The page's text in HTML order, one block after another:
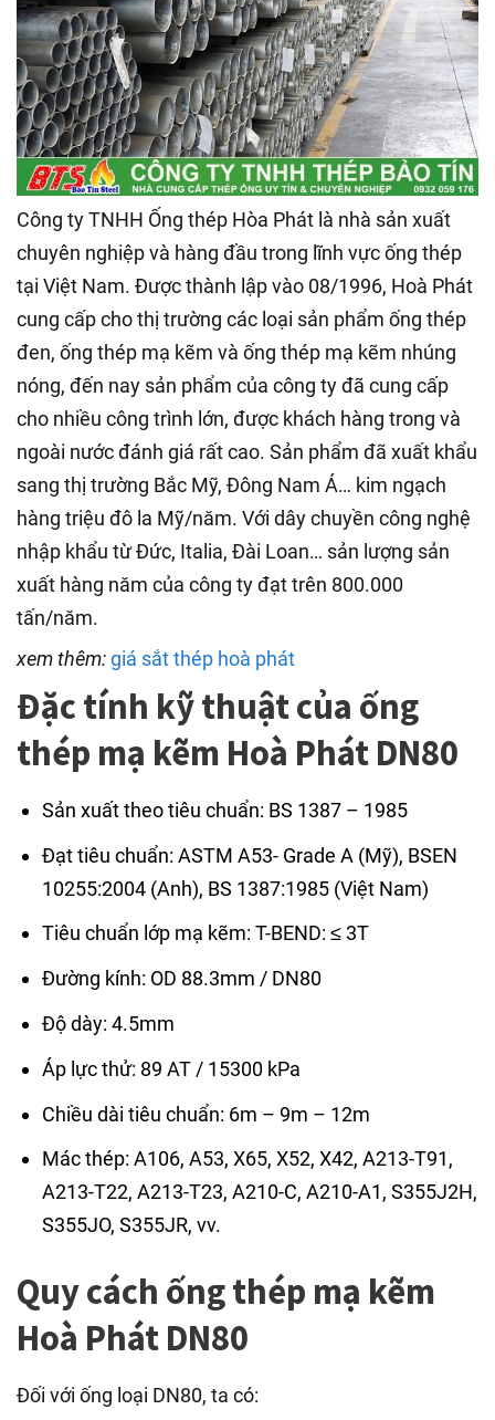
Công ty TNHH Ống thép Hòa Phát là nhà sản xuất
chuyên nghiệp và hàng đầu trong lĩnh vực ống thép
tại Việt Nam. Được thành lập vào 08/1996, Hoà Phát
cung cấp cho thị trường các loại sản phẩm ống thép
đen, ống thép mạ kẽm và ống thép mạ kẽm nhúng
nóng, đến nay sản phẩm của công ty đã cung cấp
cho nhiều công trình lớn, được khách hàng trong và
ngoài nước đánh giá rất cao. Sản phẩm đã xuất khẩu
sang thị trường Bắc Mỹ, Đông Nam Á… kim ngạch
hàng triệu đô la Mỹ/năm. Với dây chuyền công nghệ
nhập khẩu từ Đức, Italia, Đài Loan… sản lượng sản
xuất hàng năm của công ty đạt trên 800.000
tấn/năm.
xem thêm:giá sắt thép hoà phát
Đặc tính kỹ thuật của ống
thép mạ kẽm Hoà Phát DN80
Sản xuất theo tiêu chuẩn: BS 1387 – 1985
Đạt tiêu chuẩn: ASTM A53- Grade A (Mỹ), BSEN
10255:2004 (Anh), BS 1387:1985 (Việt Nam)
Tiêu chuẩn lớp mạ kẽm: T-BEND: ≤ 3T
Đường kính: OD 88.3mm / DN80
Độ dày: 4.5mm
Áp lực thử: 89 AT / 15300 kPa
Chiều dài tiêu chuẩn: 6m – 9m – 12m
Mác thép: A106, A53, X65, X52, X42, A213-T91,
A213-T22, A213-T23, A210-C, A210-A1, S355J2H,
S355JO, S355JR, vv.
Quy cách ống thép mạ kẽm
Hoà Phát DN80
Đối với ống loại DN80, ta có: